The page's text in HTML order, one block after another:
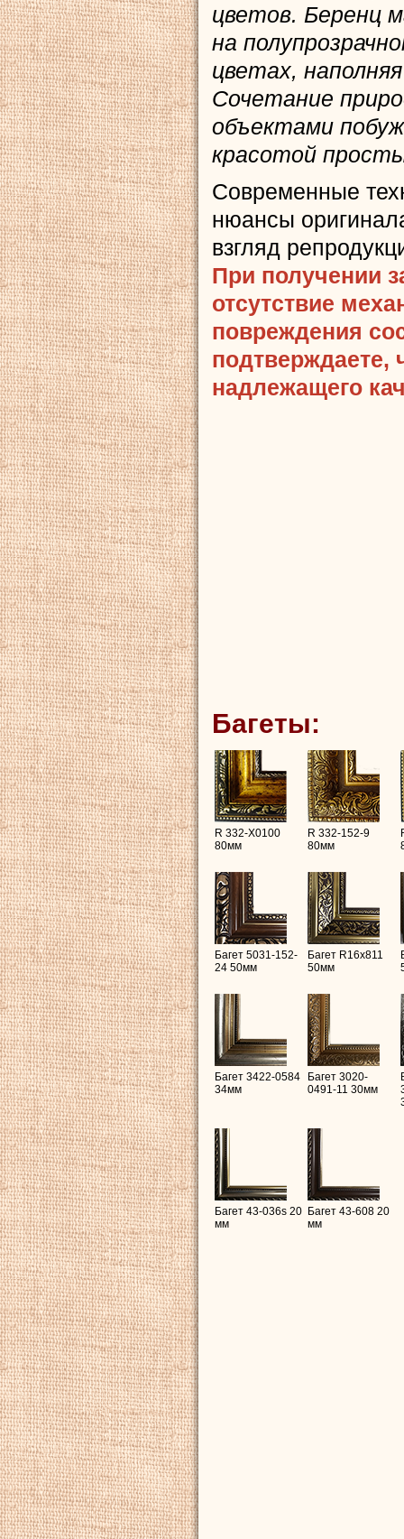
цветов. Беренц
на
цветах,
Сочетание
объектами
красотой
Современные
нюансы
взгляд
При получении
отсутствие
повреждения
подтверждаете,
надлежащего
Багеты:
R 332-X0100
80мм
R 332-152-9
80мм
Багет 5031-152-
24 50мм
Багет R16х811
50мм
Багет 3422-0584
34мм
Багет 3020-
0491-11 30мм
Багет 43-036s 20
мм
Багет 43-608 20
мм